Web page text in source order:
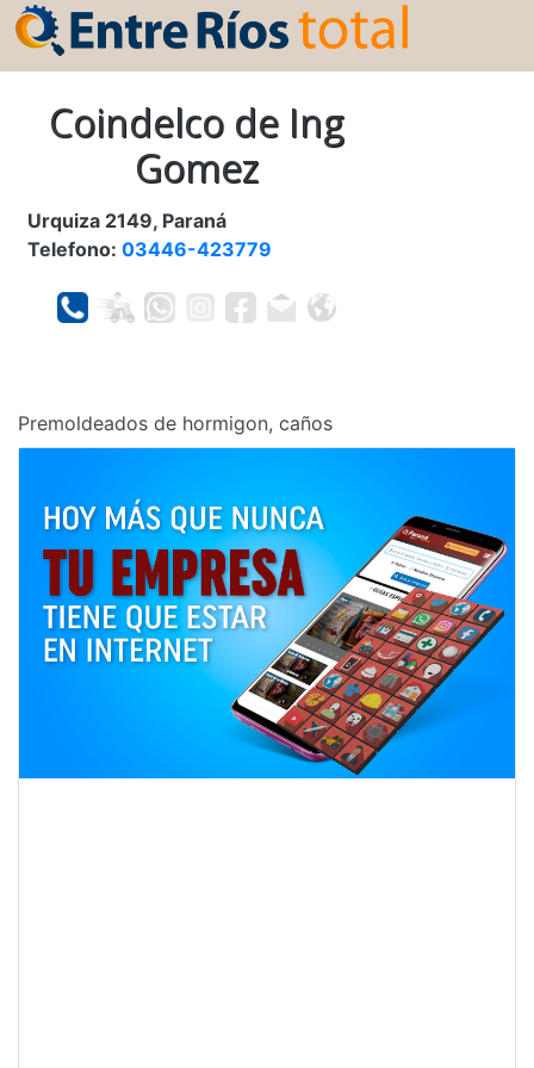
Coindelco de Ing
Gomez
Urquiza 2149, Paraná
Telefono: 03446-423779
Premoldeados de hormigon, caños